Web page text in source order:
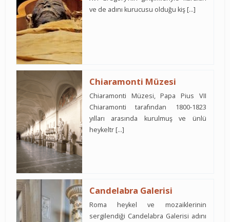
ve de adını kurucusu olduğu kiş […]
Chiaramonti Müzesi
Chiaramonti Müzesi, Papa Pius VII
Chiaramonti tarafından 1800-1823
yılları arasında kurulmuş ve ünlü
heykeltr […]
Candelabra Galerisi
Roma heykel ve mozaiklerinin
sergilendiği Candelabra Galerisi adını